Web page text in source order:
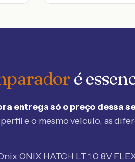
é
entrega só o preço dessa
e o mesmo veículo, as
ONIX HATCH LT 1.0 8V